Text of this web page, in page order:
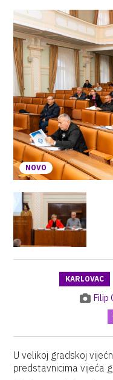
NOVO
KARLOVAC
Filip
U velikoj gradskoj
predstavnicima vijeća